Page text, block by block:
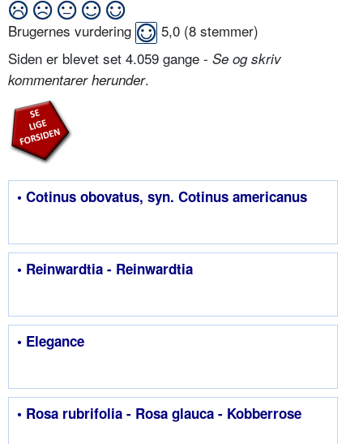
Brugernes vurdering 5,0 (8 stemmer)
Siden er blevet set 4.059 gange - Se og skriv
kommentarer herunder.
• Cotinus obovatus, syn. Cotinus americanus
• Reinwardtia - Reinwardtia
• Elegance
• Rosa rubrifolia - Rosa glauca - Kobberrose